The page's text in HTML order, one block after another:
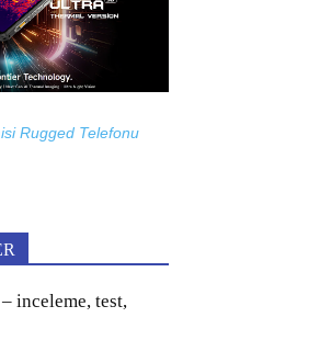
Rugged Telefonu
inceleme, test,